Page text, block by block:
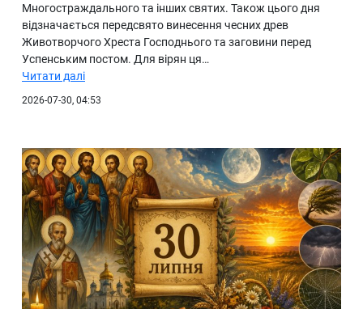
Многостраждального та інших святих. Також цього дня
відзначається передсвято винесення чесних древ
Животворчого Хреста Господнього та заговини перед
Успенським постом. Для вірян ця…
Читати далі
2026-07-30, 04:53